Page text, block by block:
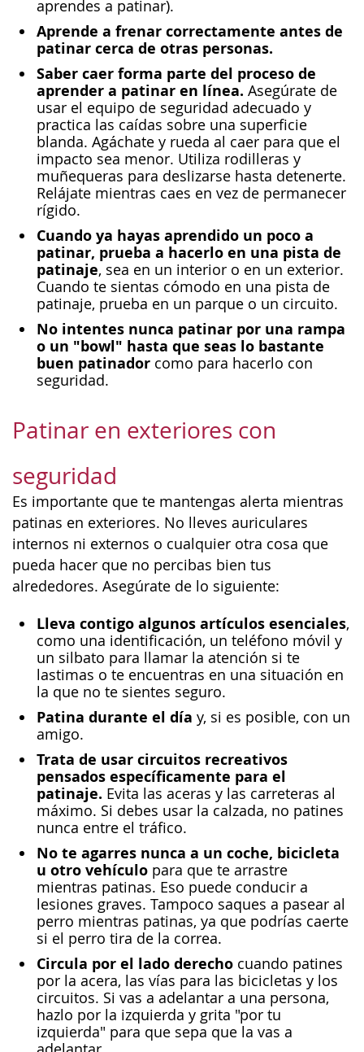
aprendes a patinar).
Aprende a frenar correctamente antes de
patinar cerca de otras personas.
Saber caer forma parte del proceso de
aprender a patinar en línea. Asegúrate de
usar el equipo de seguridad adecuado y
practica las caídas sobre una superficie
blanda. Agáchate y rueda al caer para que el
impacto sea menor. Utiliza rodilleras y
muñequeras para deslizarse hasta detenerte.
Relájate mientras caes en vez de permanecer
rígido.
Cuando ya hayas aprendido un poco a
patinar, prueba a hacerlo en una pista de
patinaje, sea en un interior o en un exterior.
Cuando te sientas cómodo en una pista de
patinaje, prueba en un parque o un circuito.
No intentes nunca patinar por una rampa
o un "bowl" hasta que seas lo bastante
buen patinador como para hacerlo con
seguridad.
Patinar en exteriores con
seguridad
Es importante que te mantengas alerta mientras
patinas en exteriores. No lleves auriculares
internos ni externos o cualquier otra cosa que
pueda hacer que no percibas bien tus
alrededores. Asegúrate de lo siguiente:
Lleva contigo algunos artículos esenciales,
como una identificación, un teléfono móvil y
un silbato para llamar la atención si te
lastimas o te encuentras en una situación en
la que no te sientes seguro.
Patina durante el día y, si es posible, con un
amigo.
Trata de usar circuitos recreativos
pensados específicamente para el
patinaje. Evita las aceras y las carreteras al
máximo. Si debes usar la calzada, no patines
nunca entre el tráfico.
No te agarres nunca a un coche, bicicleta
u otro vehículo para que te arrastre
mientras patinas. Eso puede conducir a
lesiones graves. Tampoco saques a pasear al
perro mientras patinas, ya que podrías caerte
si el perro tira de la correa.
Circula por el lado derecho cuando patines
por la acera, las vías para las bicicletas y los
circuitos. Si vas a adelantar a una persona,
hazlo por la izquierda y grita "por tu
izquierda" para que sepa que la vas a